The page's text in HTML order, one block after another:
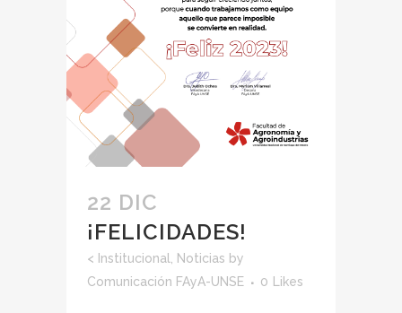
22 DIC
¡FELICIDADES!
< Institucional, Noticias by
Comunicación FAyA-UNSE
0 Likes